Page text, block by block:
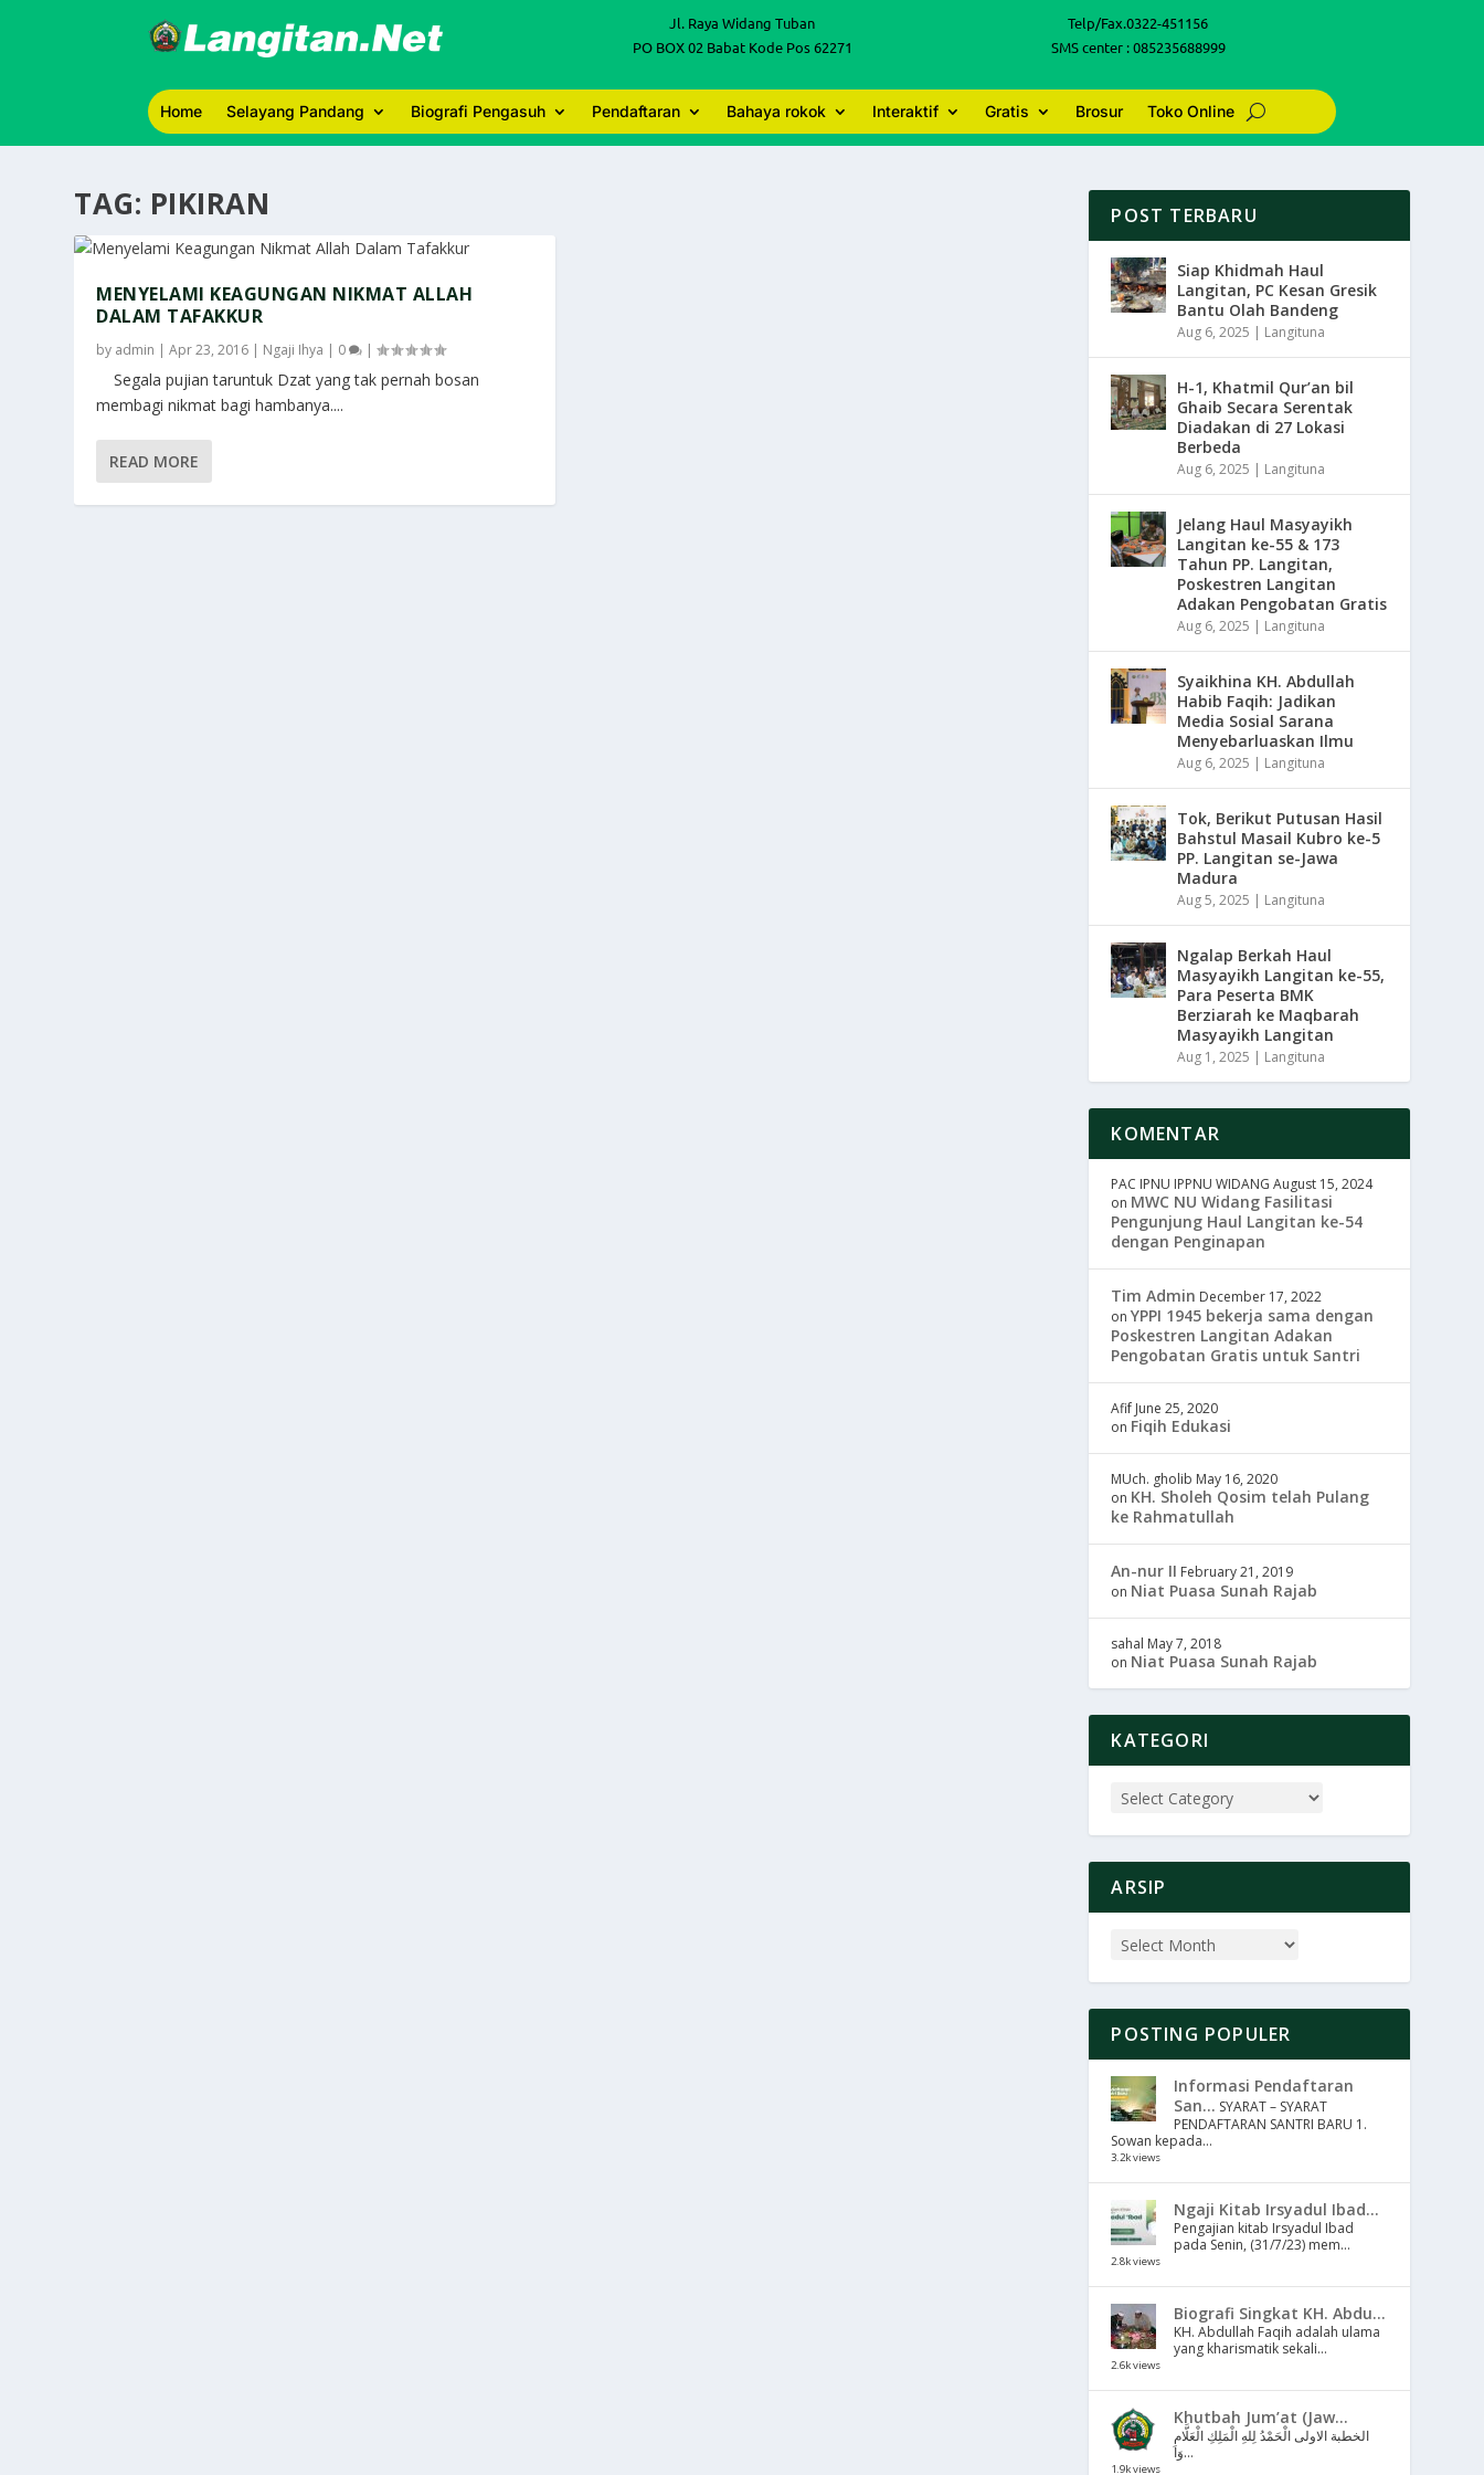
Jl. Raya Widang Tuban
PO BOX 02 Babat Kode Pos 62271
Telp/Fax.0322-451156
SMS center : 085235688999
Home Selayang Pandang Biografi Pengasuh Pendaftaran Bahaya rokok Interaktif Gratis Brosur Toko Online
TAG: PIKIRAN
MENYELAMI KEAGUNGAN NIKMAT ALLAH
DALAM TAFAKKUR
by admin |Apr 23, 2016 | Ngaji Ihya | 0 |
Segala pujian taruntuk Dzat yang tak pernah bosan
membagi nikmat bagi hambanya....
READ MORE
POST TERBARU
Siap Khidmah Haul
Langitan, PC Kesan Gresik
Bantu Olah Bandeng
Aug 6, 2025 | Langituna
H-1, Khatmil Qur’an bil
Ghaib Secara Serentak
Diadakan di 27 Lokasi
Berbeda
Aug 6, 2025 | Langituna
Jelang Haul Masyayikh
Langitan ke-55 & 173
Tahun PP. Langitan,
Poskestren Langitan
Adakan Pengobatan Gratis
Aug 6, 2025 | Langituna
Syaikhina KH. Abdullah
Habib Faqih: Jadikan
Media Sosial Sarana
Menyebarluaskan Ilmu
Aug 6, 2025 | Langituna
Tok, Berikut Putusan Hasil
Bahstul Masail Kubro ke-5
PP. Langitan se-Jawa
Madura
Aug 5, 2025 | Langituna
Ngalap Berkah Haul
Masyayikh Langitan ke-55,
Para Peserta BMK
Berziarah ke Maqbarah
Masyayikh Langitan
Aug 1, 2025 | Langituna
KOMENTAR
PAC IPNU IPPNU WIDANG August 15, 2024
on MWC NU Widang Fasilitasi
Pengunjung Haul Langitan ke-54
dengan Penginapan
Tim Admin December 17, 2022
onYPPI 1945 bekerja sama dengan
Poskestren Langitan Adakan
Pengobatan Gratis untuk Santri
Afif June 25, 2020
on Fiqih Edukasi
MUch. gholib May 16, 2020
on KH. Sholeh Qosim telah Pulang
ke Rahmatullah
An-nur II February 21, 2019
on Niat Puasa Sunah Rajab
sahal May 7, 2018
on Niat Puasa Sunah Rajab
KATEGORI
ARSIP
POSTING POPULER
Informasi Pendaftaran
San... SYARAT – SYARAT
PENDAFTARAN SANTRI BARU 1.
Sowan kepada...
3.2k views
Ngaji Kitab Irsyadul Ibad...
Pengajian kitab Irsyadul Ibad
pada Senin, (31/7/23) mem...
2.8k views
Biografi Singkat KH. Abdu...
KH. Abdullah Faqih adalah ulama
yang kharismatik sekali...
2.6k views
Khutbah Jum’at (Jaw...
الخطبة الاولى الْحَمْدُ لِلهِ الْمَلِكِ الْعَلَّامِ
وَا...
1.9k views